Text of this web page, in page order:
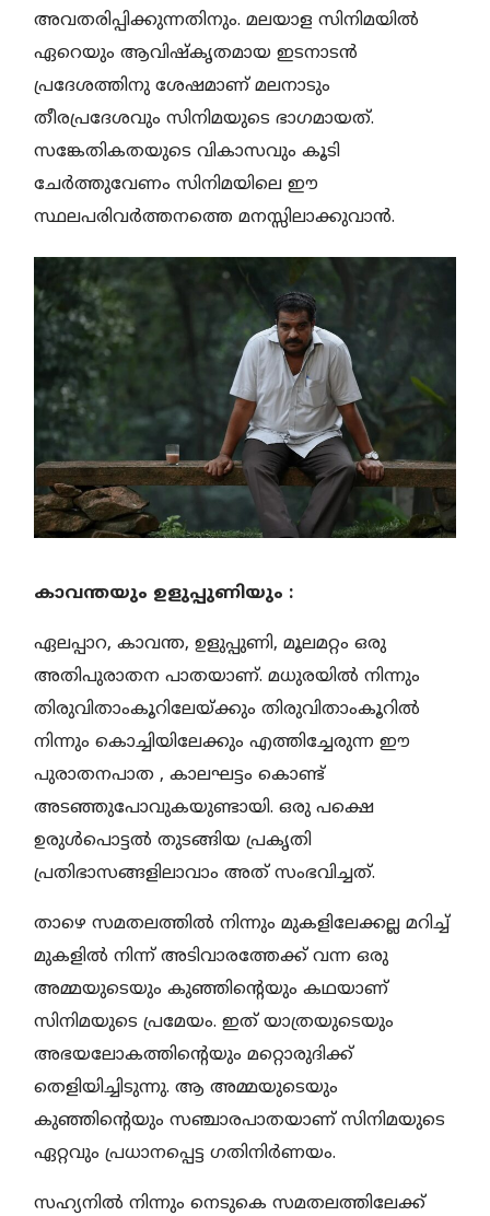
അവതരിപ്പിക്കുന്നതിനും. മലയാള സിനിമയിൽ
ഏറെയും ആവിഷ്കൃതമായ ഇടനാടൻ
പ്രദേശത്തിനു ശേഷമാണ് മലനാടും
തീരപ്രദേശവും സിനിമയുടെ ഭാഗമായത്.
സങ്കേതികതയുടെ വികാസവും കൂടി
ചേർത്തുവേണം സിനിമയിലെ ഈ
സ്ഥലപരിവർത്തനത്തെ മനസ്സിലാക്കുവാൻ.
കാവന്തയും ഉളുപ്പുണിയും :
ഏലപ്പാറ, കാവന്ത, ഉളുപ്പുണി, മൂലമറ്റം ഒരു
അതിപുരാതന പാതയാണ്. മധുരയിൽ നിന്നും
തിരുവിതാംകൂറിലേയ്ക്കും തിരുവിതാംകൂറിൽ
നിന്നും കൊച്ചിയിലേക്കും എത്തിച്ചേരുന്ന ഈ
പുരാതനപാത , കാലഘട്ടം കൊണ്ട്
അടഞ്ഞുപോവുകയുണ്ടായി. ഒരു പക്ഷെ
ഉരുൾപൊട്ടൽ തുടങ്ങിയ പ്രകൃതി
പ്രതിഭാസങ്ങളിലാവാം അത് സംഭവിച്ചത്.
താഴെ സമതലത്തിൽ നിന്നും മുകളിലേക്കല്ല മറിച്ച്
മുകളിൽ നിന്ന് അടിവാരത്തേക്ക് വന്ന ഒരു
അമ്മയുടെയും കുഞ്ഞിന്റെയും കഥയാണ്
സിനിമയുടെ പ്രമേയം. ഇത് യാത്രയുടെയും
അഭയലോകത്തിൻ്റെയും മറ്റൊരുദിക്ക്
തെളിയിച്ചിടുന്നു. ആ അമ്മയുടെയും
കുഞ്ഞിൻ്റെയും സഞ്ചാരപാതയാണ് സിനിമയുടെ
ഏറ്റവും പ്രധാനപ്പെട്ട ഗതിനിർണയം.
സഹ്യനിൽ നിന്നും നെടുകെ സമതലത്തിലേക്ക്